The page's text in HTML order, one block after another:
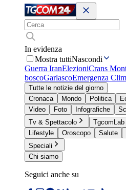
In evidenza
Mostra tuttiNascondi
Guerra IranElezioniCrans
boscoGarlascoEmergenza
Tutte le notizie del giorno
Cronaca
Mondo Politica
Video
Foto Infografiche
Tv & Spettacolo
TgcomLab
Lifestyle
Oroscopo Salute
Speciali
Chi siamo
Seguici anche su